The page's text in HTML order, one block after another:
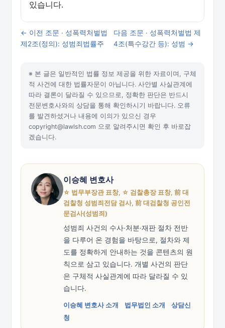
있습니다.
← 이전 조문 · 성폭력처벌법
제2조(정의): 성범죄법률주
다음 조문 · 성폭력처벌법 제
4조(특수강간 등): 성범 →
※ 본 글은 일반적인 법률 정보 제공을 위한 자료이며, 구체
적 사건에 대한 법률자문이 아닙니다. 사안별 사실관계에
따라 결론이 달라질 수 있으므로, 정확한 판단은 반드시
전문변호사와의 상담을 통해 확인하시기 바랍니다. 오류
를 발견하셨거나 내용에 이의가 있으신 경우
copyright@lawlsh.com 으로 알려주시면 확인 후 바로잡
겠습니다.
이승혜 변호사
☆ 법무부장관 표창, ☆ 검찰총장 표창, 前 대
검찰청 성범죄전담 검사, 前 대검찰청 공인전
문검사(성범죄)
성범죄 사건의 수사·처분·재판 절차 전반
을 다루어 온 경험을 바탕으로, 절차와 제
도를 정확하게 안내하는 것을 콘텐츠의 원
칙으로 삼고 있습니다. 개별 사건의 판단
은 구체적 사실관계에 따라 달라질 수 있
습니다.
이승혜 변호사 소개 법무법인 소개
상담신
청